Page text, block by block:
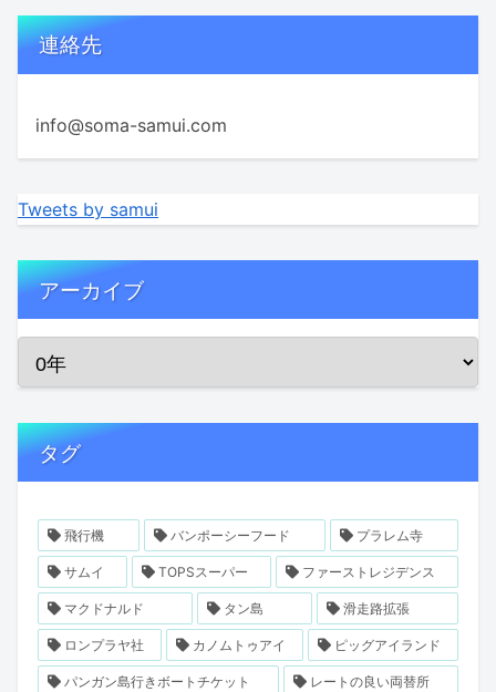
連絡先
info@soma-samui.com
Tweets by samui
アーカイブ
タグ
飛行機 バンポーシーフード プラレム寺
サムイ TOPSスーパー ファーストレジデンス
マクドナルド タン島 滑走路拡張
ロンプラヤ社 カノムトゥアイ ピッグアイランド
パンガン島行きボートチケット レートの良い両替所